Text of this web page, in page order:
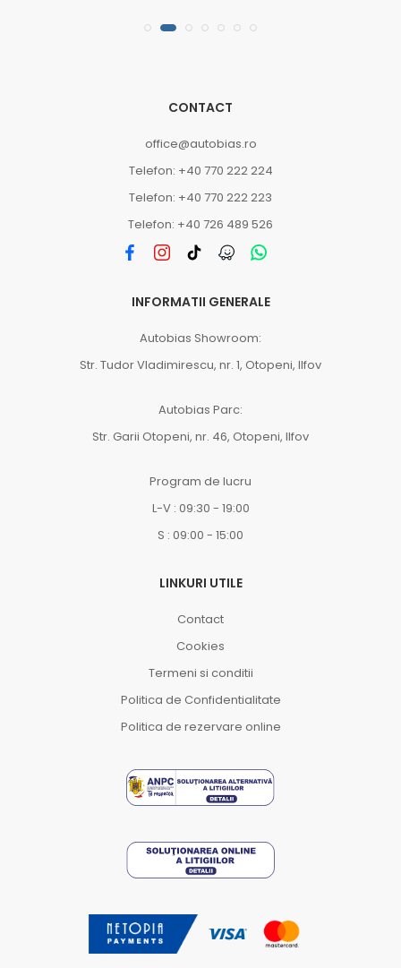
CONTACT
office@autobias.ro
Telefon: +40 770 222 224
Telefon: +40 770 222 223
Telefon: +40 726 489 526
INFORMATII GENERALE
Autobias Showroom:
Str. Tudor Vladimirescu, nr. 1, Otopeni, Ilfov
Autobias Parc:
Str. Garii Otopeni, nr. 46, Otopeni, Ilfov
Program de lucru
L-V : 09:30 - 19:00
S : 09:00 - 15:00
LINKURI UTILE
Contact
Cookies
Termeni si conditii
Politica de Confidentialitate
Politica de rezervare online